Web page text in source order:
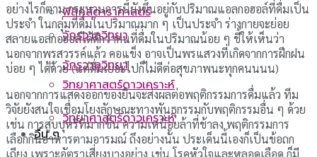
ฟิสิกส์ดาราศาสตร์
จักรวาลวิทยา
วิทยาศาสตร์ดาวเคราะห์
จักรวาลวิทยา
วิทยาศาสตร์ดาวเคราะห์
อื่น ๆ
อย่างไรก็ตาม กระบวนการนี้ยังขึ้นอยู่กับปริมาณแอลกอฮอล์ที่ดื่มเป็น
ประจำ ในกลุ่มที่ดื่มในปริมาณมาก ๆ เป็นประจำ ร่างกายจะย่อย
สลายแอลกอฮอล์ได้ดีกว่าคนที่ดื่มในปริมาณน้อย ๆ ชี้ให้เห็นว่า
นอกจากพรสวรรค์แล้ว คอแข็ง อาจเป็นพรแสวงที่เกิดจากการฝึกฝน
บ่อย ๆ ได้ด้วย (แต่ดื่มเยอะไปก็ไม่ดีต่อสุขภาพนะทุกคนนนน)
นอกจากการแสดงออกของยีนจะส่งผลต่อพฤติกรรมการดื่มแล้ว ทีม
วิจัยยังสนใจเชื่อมโยงลักษณะทางพันธุกรรมกับพฤติกรรมอื่น ๆ ด้วย
เช่น การสูบบุหรี่ที่มากขึ้น ความเหนื่อยล้าที่ช้าลง พฤติกรรมการ
เลือกกินอาหารตามอารมณ์ ถึงอย่างนั้น ประเด็นนี้เองก็เป็นข้อถก
เถียง เพราะอัตราเสี่ยงบางอย่าง เช่น โรคหัวใจและหลอดเลือด ก็มี